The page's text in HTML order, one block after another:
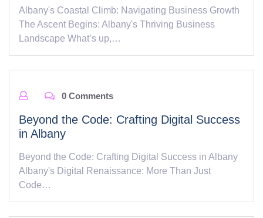
Albany's Coastal Climb: Navigating Business Growth
The Ascent Begins: Albany's Thriving Business
Landscape What’s up,…
0 Comments
Beyond the Code: Crafting Digital Success
in Albany
Beyond the Code: Crafting Digital Success in Albany
Albany's Digital Renaissance: More Than Just
Code…